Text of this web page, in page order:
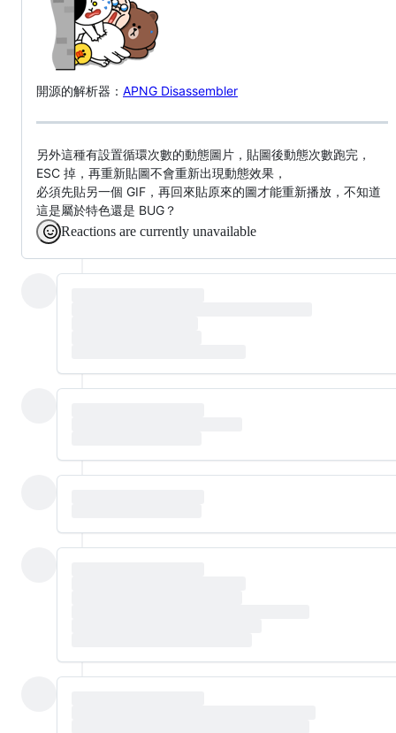
開源的解析器： APNG Disassembler
另外這種有設置循環次數的動態圖片，貼圖後動態次數跑完，
ESC 掉，再重新貼圖不會重新出現動態效果，
必須先貼另一個 GIF，再回來貼原來的圖才能重新播放，不知道
這是屬於特色還是 BUG？
Reactions are currently unavailable